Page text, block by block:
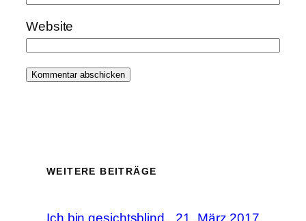
Website
WEITERE BEITRÄGE
Ich bin gesichtsblind 21. März 2017